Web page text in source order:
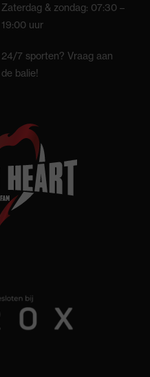
Zaterdag & zondag: 07:30 –
19:00 uur
24/7 sporten? Vraag aan
de balie!